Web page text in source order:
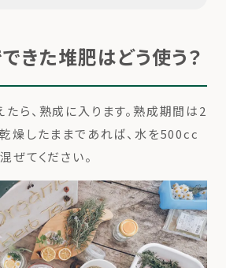
きた堆肥はどう使う？
ら、熟成に入ります。熟成期間は2
燥したままであれば、水を500cc
ぜてください。